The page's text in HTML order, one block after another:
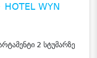
HOTEL WYN
2 სტუმარზე